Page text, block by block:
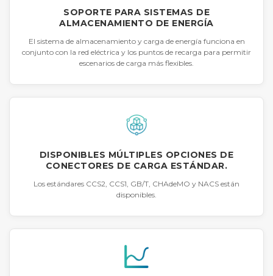
SOPORTE PARA SISTEMAS DE
ALMACENAMIENTO DE ENERGÍA
El sistema de almacenamiento y carga de energía funciona en
conjunto con la red eléctrica y los puntos de recarga para permitir
escenarios de carga más flexibles.
DISPONIBLES MÚLTIPLES OPCIONES DE
CONECTORES DE CARGA ESTÁNDAR.
Los estándares CCS2, CCS1, GB/T, CHAdeMO y NACS están
disponibles.